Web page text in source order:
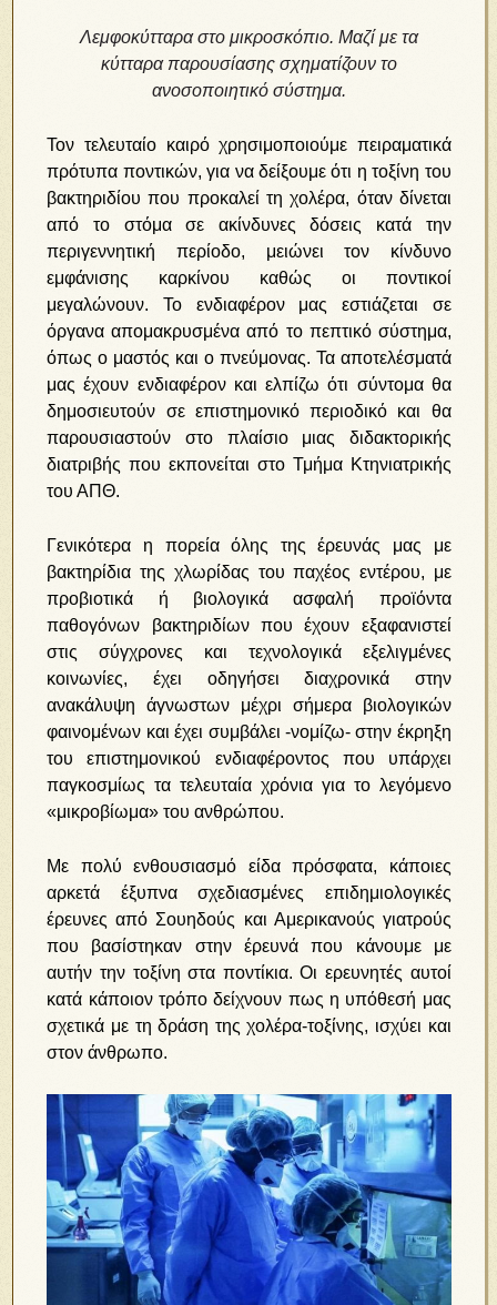
Λεμφοκύτταρα στο μικροσκόπιο. Μαζί με τα
κύτταρα παρουσίασης σχηματίζουν το
ανοσοποιητικό σύστημα.
Τον τελευταίο καιρό χρησιμοποιούμε πειραματικά
πρότυπα ποντικών, για να δείξουμε ότι η τοξίνη του
βακτηριδίου που προκαλεί τη χολέρα, όταν δίνεται
από το στόμα σε ακίνδυνες δόσεις κατά την
περιγεννητική περίοδο, μειώνει τον κίνδυνο
εμφάνισης καρκίνου καθώς οι ποντικοί
μεγαλώνουν. Το ενδιαφέρον μας εστιάζεται σε
όργανα απομακρυσμένα από το πεπτικό σύστημα,
όπως ο μαστός και ο πνεύμονας. Τα αποτελέσματά
μας έχουν ενδιαφέρον και ελπίζω ότι σύντομα θα
δημοσιευτούν σε επιστημονικό περιοδικό και θα
παρουσιαστούν στο πλαίσιο μιας διδακτορικής
διατριβής που εκπονείται στο Τμήμα Κτηνιατρικής
του ΑΠΘ.
Γενικότερα η πορεία όλης της έρευνάς μας με
βακτηρίδια της χλωρίδας του παχέος εντέρου, με
προβιοτικά ή βιολογικά ασφαλή προϊόντα
παθογόνων βακτηριδίων που έχουν εξαφανιστεί
στις σύγχρονες και τεχνολογικά εξελιγμένες
κοινωνίες, έχει οδηγήσει διαχρονικά στην
ανακάλυψη άγνωστων μέχρι σήμερα βιολογικών
φαινομένων και έχει συμβάλει -νομίζω- στην έκρηξη
του επιστημονικού ενδιαφέροντος που υπάρχει
παγκοσμίως τα τελευταία χρόνια για το λεγόμενο
«μικροβίωμα» του ανθρώπου.
Με πολύ ενθουσιασμό είδα πρόσφατα, κάποιες
αρκετά έξυπνα σχεδιασμένες επιδημιολογικές
έρευνες από Σουηδούς και Αμερικανούς γιατρούς
που βασίστηκαν στην έρευνά που κάνουμε με
αυτήν την τοξίνη στα ποντίκια. Οι ερευνητές αυτοί
κατά κάποιον τρόπο δείχνουν πως η υπόθεσή μας
σχετικά με τη δράση της χολέρα-τοξίνης, ισχύει και
στον άνθρωπο.